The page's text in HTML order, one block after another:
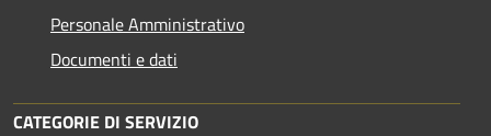
Personale Amministrativo
Documenti e dati
CATEGORIE DI SERVIZIO